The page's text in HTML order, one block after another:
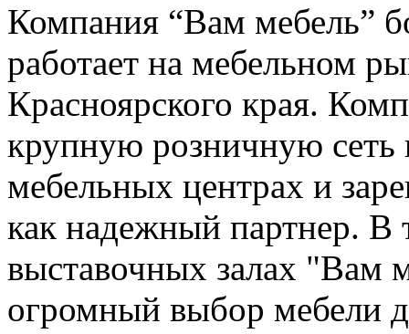
Компания “Вам мебель”
работает на мебельном
Красноярского края.
крупную розничную сеть
мебельных центрах и
как надежный партнер. В
выставочных залах "Вам
огромный выбор мебели